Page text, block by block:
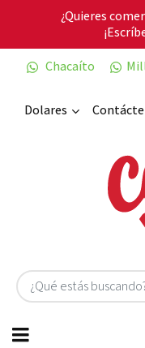
¿Quieres
Chacaíto
Dolares